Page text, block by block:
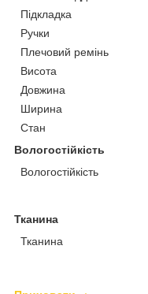
Підкладка
Ручки
Плечовий ремінь
Висота
Довжина
Ширина
Стан
Вологостійкість
Вологостійкість
Тканина
Тканина